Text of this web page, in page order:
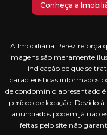
Conheça a
A Imobiliária Perez reforça
imagens são meramente
indicação de que se
características informados
de condomínio apresentado
período de locação. Devido
anunciados podem já não
feitas pelo site não